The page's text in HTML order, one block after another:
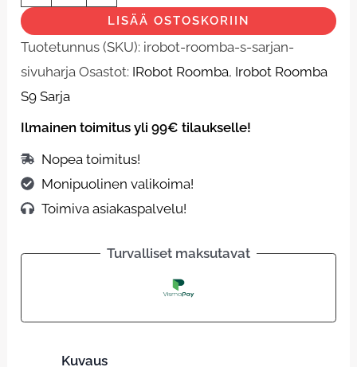
LISÄÄ OSTOSKORIIN
Tuotetunnus (SKU): irobot-roomba-s-sarjan-
sivuharja Osastot: IRobot Roomba, Irobot Roomba
S9 Sarja
Ilmainen toimitus yli 99€ tilaukselle!
Nopea toimitus!
Monipuolinen valikoima!
Toimiva asiakaspalvelu!
Turvalliset maksutavat
Kuvaus